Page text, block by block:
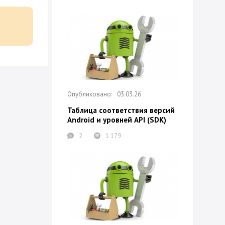
03.03.26
Таблица соответствия версий
Android и уровней API (SDK)
2 1 179